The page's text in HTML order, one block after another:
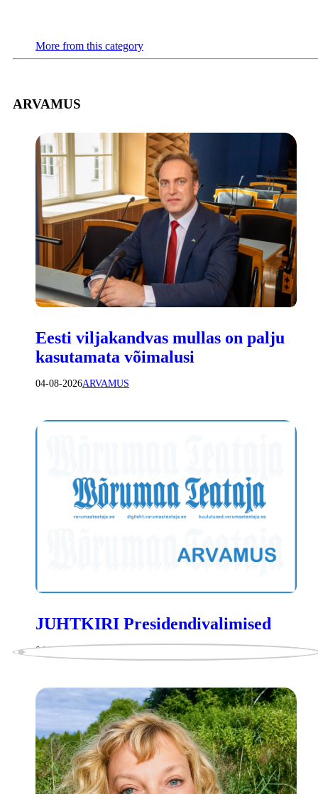
More from this category
ARVAMUS
Eesti viljakandvas mullas on palju
kasutamata võimalusi
04-08-2026ARVAMUS
JUHTKIRI Presidendivalimised
04-08-2026ARVAMUS